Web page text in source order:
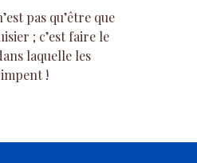
pas qu’être que
; c’est faire le
laquelle les
!